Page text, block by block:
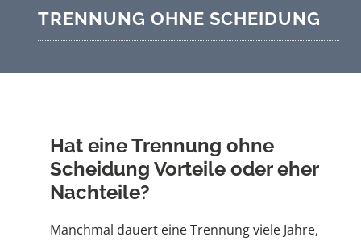
Verfahren
Kinder
Ehewohnung
TRENNUNG OHNE SCHEIDUNG
Hat eine Trennung ohne
Scheidung Vorteile oder eher
Nachteile?
Manchmal dauert eine Trennung viele Jahre,